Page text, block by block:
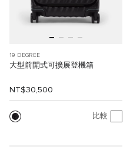
19 DEGREE
大型前開式可擴展登機箱
NT$30,500
比較